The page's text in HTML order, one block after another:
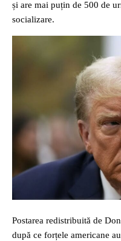
și are mai puțin de 500 de
socializare.
Postarea redistribuită de
după ce forțele americane